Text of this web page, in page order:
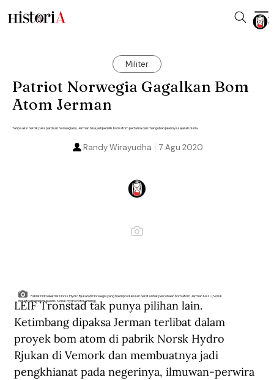
Militer
Patriot Norwegia Gagalkan Bom
Atom Jerman
Tanpa aksi heroik para partisan Norwegia ini, Jerman bisa jadi pemilik bom atom pertama dan mengubah jalannya sejarah dunia.
7 Agu 2020
Randy Wirayudha
Pabrik hidroelektrik Norsk Hydro Rjukan di Norwegia yang memproduksi air berat untuk percobaan bom atom Jerman Nazi. (Norsk
Industriarbeidarmuseum/Norsk Hydro Fotosamling).
LEIF Tronstad tak punya pilihan lain.
Ketimbang dipaksa Jerman terlibat dalam
proyek bom atom di pabrik Norsk Hydro
Rjukan di Vemork dan membuatnya jadi
pengkhianat pada negerinya, ilmuwan-perwira